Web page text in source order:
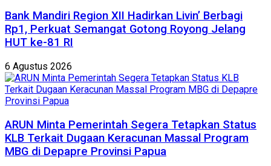
Bank Mandiri Region XII Hadirkan Livin’ Berbagi
Rp1, Perkuat Semangat Gotong Royong Jelang
HUT ke-81 RI
6 Agustus 2026
ARUN Minta Pemerintah Segera Tetapkan Status
KLB Terkait Dugaan Keracunan Massal Program
MBG di Depapre Provinsi Papua